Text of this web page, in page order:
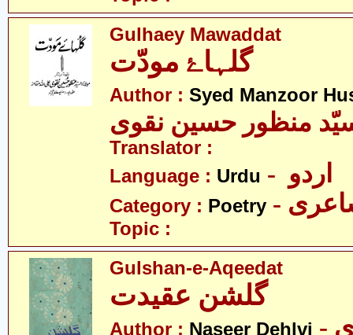
Gulhaey Mawaddat
گلہاۓ مودّت
Author : Syed Manzoor
منظور حسین نقوی
Translator :
Language : Urdu
Category : Poetry
Topic :
Gulshan-e-Aqeedat
گلشن عقیدت
Author : Naseer Dehlvi